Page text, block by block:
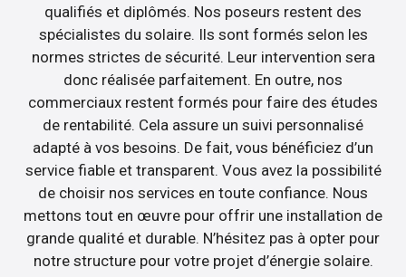
qualifiés et diplômés. Nos poseurs restent des
spécialistes du solaire. Ils sont formés selon les
normes strictes de sécurité. Leur intervention sera
donc réalisée parfaitement. En outre, nos
commerciaux restent formés pour faire des études
de rentabilité. Cela assure un suivi personnalisé
adapté à vos besoins. De fait, vous bénéficiez d’un
service fiable et transparent. Vous avez la possibilité
de choisir nos services en toute confiance. Nous
mettons tout en œuvre pour offrir une installation de
grande qualité et durable. N’hésitez pas à opter pour
notre structure pour votre projet d’énergie solaire.